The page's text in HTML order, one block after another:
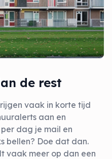
de rest
vaak in korte tijd
aan en
dag je mail en
bellen? Doe dat dan.
vaak meer op dan een